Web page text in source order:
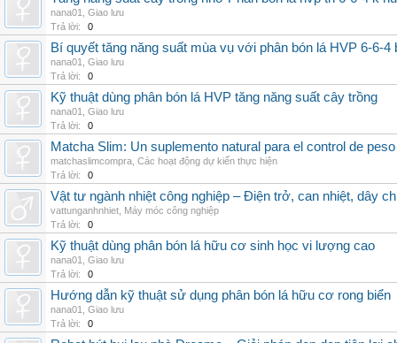
nana01
Giao lưu
Trả lời:
0
Bí quyết tăng năng suất mùa vụ với phân bón lá HVP 6-6-4
nana01
Giao lưu
Trả lời:
0
Kỹ thuật dùng phân bón lá HVP tăng năng suất cây trồng
nana01
Giao lưu
Trả lời:
0
Matcha Slim: Un suplemento natural para el control de peso
matchaslimcompra Các hoạt động dự kiến thực hiện
Trả lời:
0
Vật tư ngành nhiệt công nghiệp – Điện trở, can nhiệt, dây
vattunganhnhiet Máy móc công nghiệp
Trả lời:
0
Kỹ thuật dùng phân bón lá hữu cơ sinh học vi lượng cao
nana01
Giao lưu
Trả lời:
0
Hướng dẫn kỹ thuật sử dụng phân bón lá hữu cơ rong biển
nana01
Giao lưu
Trả lời:
0